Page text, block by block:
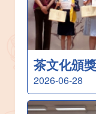
茶文化頒
2026-06-28